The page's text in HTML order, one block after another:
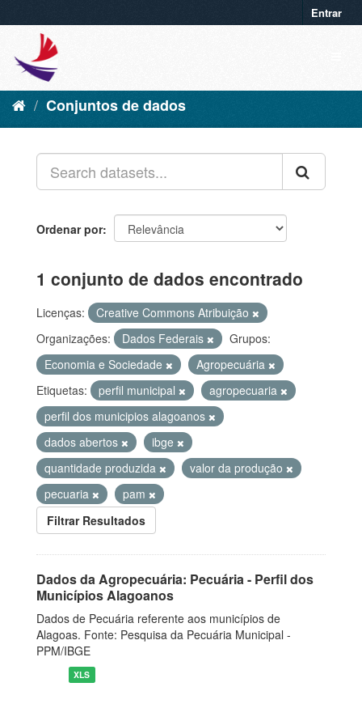
Entrar
Conjuntos de dados
Ordenar por
1 conjunto de dados encontrado
Licenças:
Creative Commons Atribuição
Organizações:
Dados Federais
Grupos:
Economia e Sociedade
Agropecuária
Etiquetas:
perfil municipal
agropecuaria
perfil dos municipios alagoanos
dados abertos
ibge
quantidade produzida
valor da produção
pecuaria
pam
Filtrar Resultados
Dados da Agropecuária: Pecuária - Perfil dos
Municípios Alagoanos
Dados de Pecuária referente aos municípios de
Alagoas. Fonte: Pesquisa da Pecuária Municipal -
PPM/IBGE
XLS